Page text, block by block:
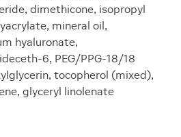
dimethicone, isopropyl
mineral oil,
hyaluronate,
6, PEG/PPG-18/18
tocopherol (mixed),
glyceryl linolenate